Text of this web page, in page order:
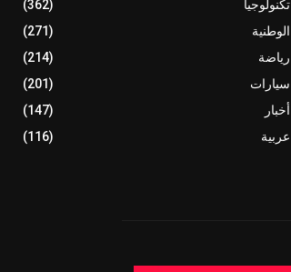
تكنولوجيا
(362)
الوطنية
(271)
رياضة
(214)
سيارات
(201)
أخبار
(147)
عربية
(116)